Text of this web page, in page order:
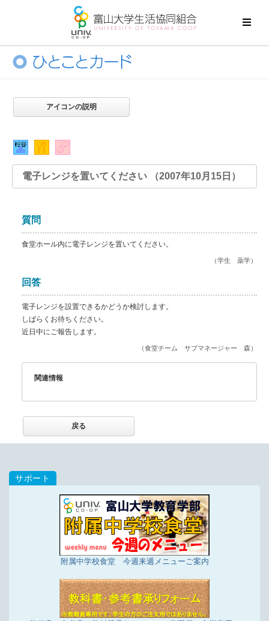
アイコンの説明
電子レンジを置いてください （2007年10月15日）
質問
食堂ホール内に電子レンジを置いてください。
（学生 薬学）
回答
電子レンジを設置できるかどうか検討します。
しばらくお待ちください。
近日中にご報告します。
（食堂チーム サブマネージャー 森）
関連情報
戻る
附属中学校食堂 今週来週メニューご案内